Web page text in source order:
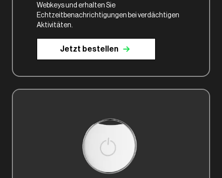
Webkeys und erhalten Sie
Echtzeitbenachrichtigungen bei verdächtigen
Aktivitäten.
Jetzt bestellen